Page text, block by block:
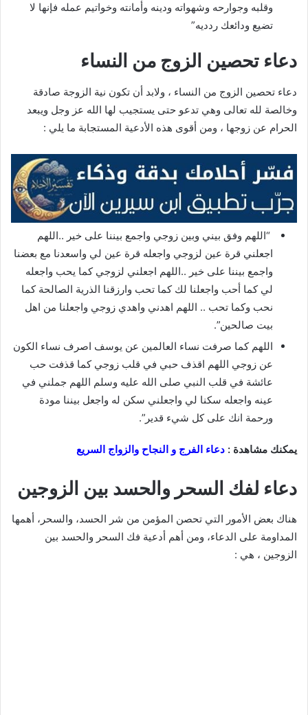
وقلبه وجوارحه وشهواته ودينه وأمانته وخواتيم عمله فإنها لا
تضيع ودائعك ردديه”
دعاء تحصين الزوج من النساء
دعاء تحصين الزوج من النساء ، ولابد أن تكون نية الزوجة صادقة
وخالصة لله تعالى وهي تدعو حتى يستجيب لها الله عز وجل ويبعد
الحرام عن زوجها ، ومن أقوى هذه الأدعية المستجابة ما يلي :
“اللهم وفق بيني وبين زوجي واجمع بيننا على خير ..اللهم
اجعلني قرة عين لزوجي واجعله قرة عين لي واسعدنا مع بعضنا
واجمع بيننا على خير ..اللهم اجعلني لزوجي كما يحب واجعله
لي كما أحب واجعلنا لك كما تحب وارزقنا الذرية الصالحة كما
نحب وكما تحب .. اللهم اهدني واهدي زوجي واجعلنا من اهل
بيت صالحين”.
اللهم كما صرفت نساء العالمين عن يوسف اصرف نساء الكون
عن زوجي اللهم اقذف حبي في قلب زوجي كما قذفت حب
عائشة في قلب النبي صلى الله عليه وسلم اللهم جملني في
عينه واجعله سكنا لي واجعلني سكن له واجعل بيننا مودة
ورحمة انك على كل شيء قدير”.
يمكنك مشاهدة : دعاء الفرج و النجاح والزواج السريع
دعاء لفك السحر والحسد بين الزوجين
هناك بعض الأمور التي تحصن المؤمن من شر الحسد، والسحر، أهمها
المداومة على الدعاء، ومن أهم أدعية فك السحر والحسد بين
الزوجين ، هي :